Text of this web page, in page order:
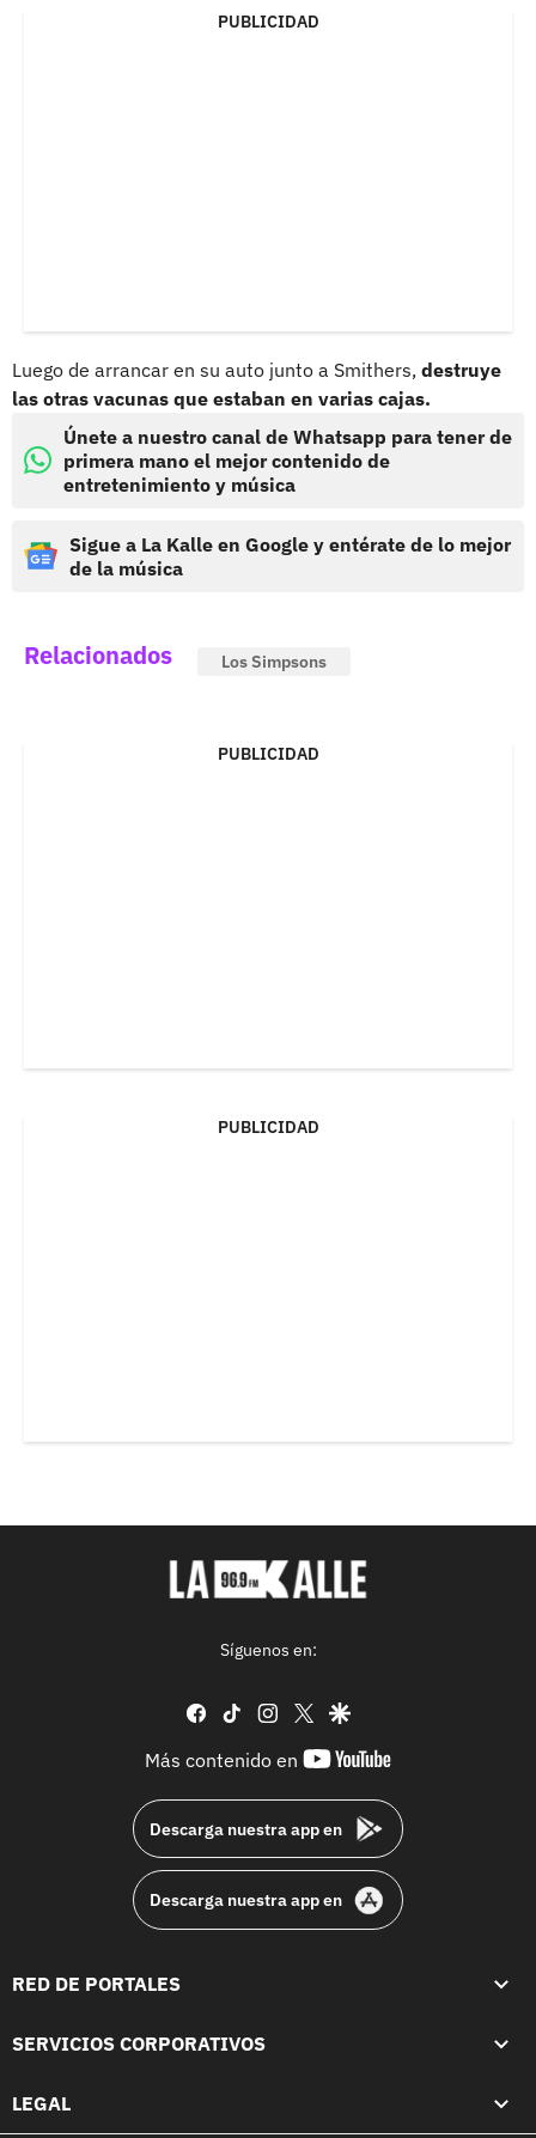
PUBLICIDAD
Luego de arrancar en su auto junto a Smithers, destruye
las otras vacunas que estaban en varias cajas.
Únete a nuestro canal de Whatsapp para tener de
primera mano el mejor contenido de
entretenimiento y música
Sigue a La Kalle en Google y entérate de lo mejor
de la música
Relacionados Los Simpsons
PUBLICIDAD
PUBLICIDAD
Síguenos en:
facebook
tiktok instagram
twittergoogle
Más contenido en
youtube-
Descarga nuestra app en
Descarga nuestra app en
RED DE PORTALES
SERVICIOS CORPORATIVOS
LEGAL